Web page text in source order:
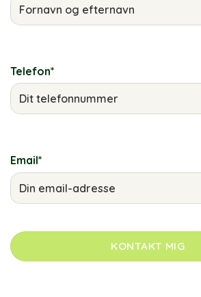
Telefon*
Email*